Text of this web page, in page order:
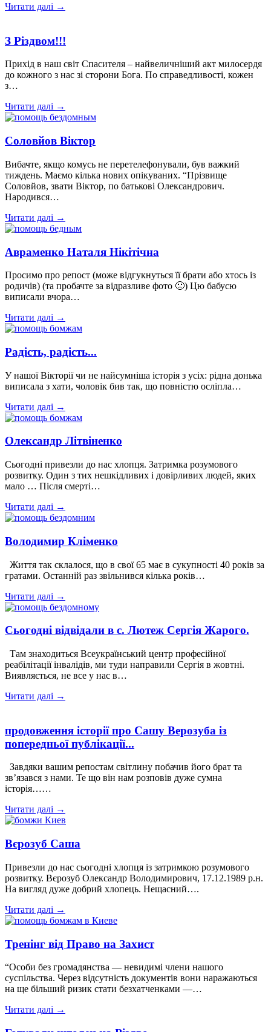
Читати далі →
З Різдвом!!!
Прихід в наш світ Спасителя – найвеличніший акт милосердя
до кожного з нас зі сторони Бога. По справедливості, кожен
з…
Читати далі →
Соловйов Віктор
Вибачте, якщо комусь не перетелефонували, був важкий
тиждень. Маємо кілька нових опікуваних. “Прізвище
Соловйов, звати Віктор, по батькові Олександрович.
Народився…
Читати далі →
Авраменко Наталя Нікітічна
Просимо про репост (може відгукнуться її брати або хтось із
родичів) (та пробачте за відразливе фото 🙁) Цю бабусю
виписали вчора…
Читати далі →
Радість, радість...
У нашої Вікторії чи не найсумніша історія з усіх: рідна донька
виписала з хати, чоловік бив так, що повністю осліпла…
Читати далі →
Олександр Літвіненко
Сьогодні привезли до нас хлопця. Затримка розумового
розвитку. Один з тих нешкідливих і довірливих людей, яких
мало … Після смерті…
Читати далі →
Володимир Кліменко
Життя так склалося, що в свої 65 має в сукупності 40 років за
гратами. Останній раз звільнився кілька років…
Читати далі →
Сьогодні відвідали в с. Лютеж Сергія Жарого.
Там знаходиться Всеукраїнський центр професійної
реабілітації інвалідів, ми туди направили Сергія в жовтні.
Виявляється, не все у нас в…
Читати далі →
продовження історії про Сашу Верозуба із
попередньої публікації...
Завдяки вашим репостам світлину побачив його брат та
зв’язався з нами. Те що він нам розповів дуже сумна
історія……
Читати далі →
Вєрозуб Саша
Привезли до нас сьогодні хлопця із затримкою розумового
розвитку. Вєрозуб Олександр Володимирович, 17.12.1989 р.н.
На вигляд дуже добрий хлопець. Нещасний….
Читати далі →
Тренінг від Право на Захист
“Особи без громадянства — невидимі члени нашого
суспільства. Через відсутність документів вони наражаються
на ще більший ризик стати безхатченками —…
Читати далі →